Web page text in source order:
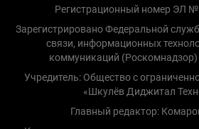
Регистрационный номер ЭЛ
Зарегистрировано Федеральной
связи, информационных
коммуникаций
Учредитель: Общество с
«Шкулёв Диджитал
Главный редактор: